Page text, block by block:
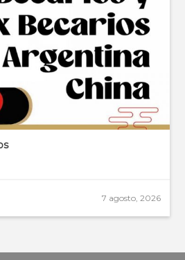
7 agosto, 2026